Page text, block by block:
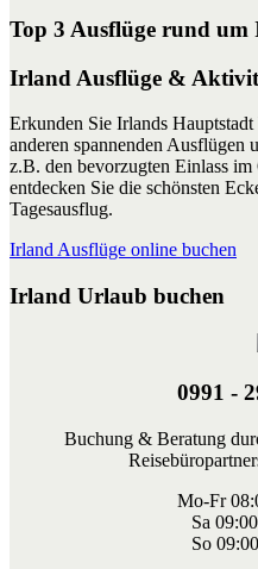
Top 3 Ausflüge rund um
Irland Ausflüge &
Erkunden Sie Irlands
anderen spannenden Ausflügen
z.B. den bevorzugten Einlass
entdecken Sie die schönsten
Tagesausflug.
Irland Ausflüge online buchen
Irland Urlaub buchen
0991 -
Buchung & Beratung
Mo-Fr
Sa
So